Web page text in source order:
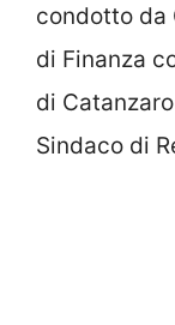
condotto da
di Finanza
di
Sindaco di